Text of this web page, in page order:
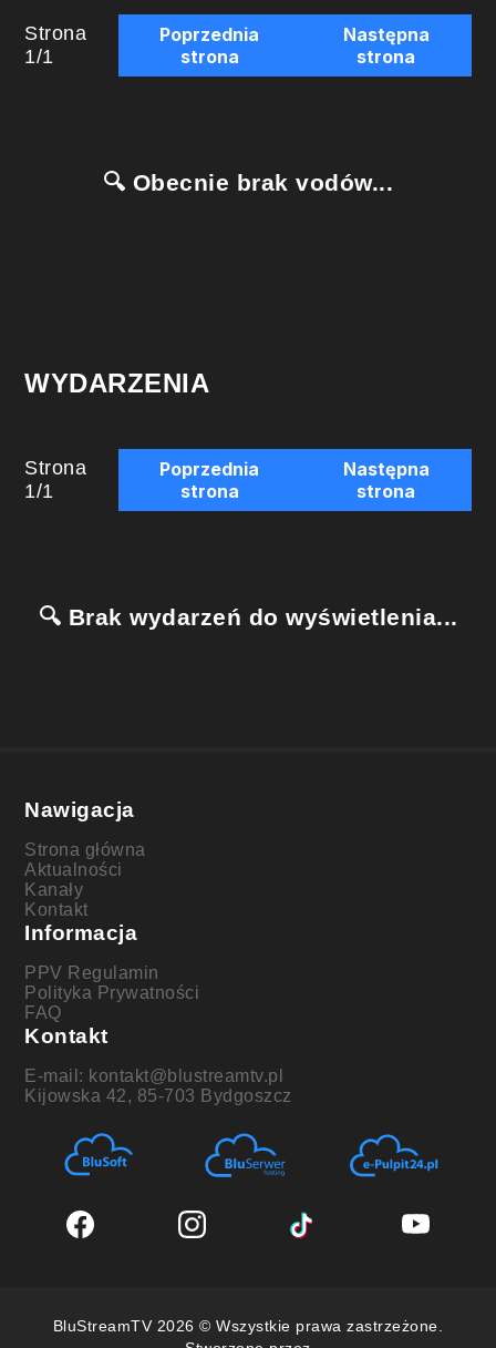
Strona
1/1
Poprzednia
strona
Następna
strona
🔍 Obecnie brak vodów...
WYDARZENIA
Strona
1/1
Poprzednia
strona
Następna
strona
🔍 Brak wydarzeń do wyświetlenia...
Nawigacja
Strona główna
Aktualności
Kanały
Kontakt
Informacja
PPV Regulamin
Polityka Prywatności
FAQ
Kontakt
E-mail: kontakt@blustreamtv.pl
Kijowska 42, 85-703 Bydgoszcz
BluStreamTV 2026 © Wszystkie prawa zastrzeżone.